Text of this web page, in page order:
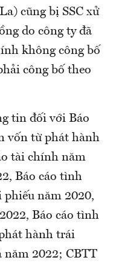
cũng bị SSC xử
do công ty đã
không công bố
công bố theo
tin đối với Báo
vốn từ phát hành
tài chính năm
Báo cáo tình
năm 2020,
Báo cáo tình
hành trái
năm 2022; CBTT